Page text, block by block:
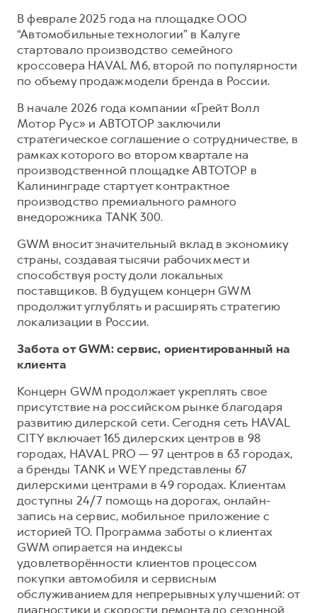
В феврале 2025 года на площадке ООО
“Автомобильные технологии” в Калуге
стартовало производство семейного
кроссовера HAVAL M6, второй по популярности
по объему продаж модели бренда в России.
В начале 2026 года компании «Грейт Волл
Мотор Рус» и АВТОТОР заключили
стратегическое соглашение о сотрудничестве, в
рамках которого во втором квартале на
производственной площадке АВТОТОР в
Калининграде стартует контрактное
производство премиального рамного
внедорожника TANK 300.
GWM вносит значительный вклад в экономику
страны, создавая тысячи рабочих мест и
способствуя росту доли локальных
поставщиков. В будущем концерн GWM
продолжит углублять и расширять стратегию
локализации в России.
Забота от GWM: сервис, ориентированный на
клиента
Концерн GWM продолжает укреплять свое
присутствие на российском рынке благодаря
развитию дилерской сети. Сегодня сеть HAVAL
CITY включает 165 дилерских центров в 98
городах, HAVAL PRO — 97 центров в 63 городах,
а бренды TANK и WEY представлены 67
дилерскими центрами в 49 городах. Клиентам
доступны 24/7 помощь на дорогах, онлайн-
запись на сервис, мобильное приложение с
историей ТО. Программа заботы о клиентах
GWM опирается на индексы
удовлетворённости клиентов процессом
покупки автомобиля и сервисным
обслуживанием для непрерывных улучшений: от
диагностики и скорости ремонта до сезонной